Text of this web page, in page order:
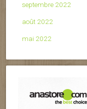
septembre 2022
août 2022
mai 2022